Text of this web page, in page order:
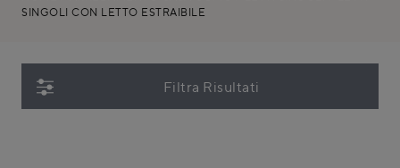
SINGOLI CON LETTO ESTRAIBILE
Filtra Risultati